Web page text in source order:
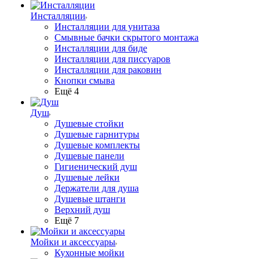
Инсталляции
Инсталляции для унитаза
Смывные бачки скрытого монтажа
Инсталляции для биде
Инсталляции для писсуаров
Инсталляции для раковин
Кнопки смыва
Ещё 4
Душ
Душевые стойки
Душевые гарнитуры
Душевые комплекты
Душевые панели
Гигиенический душ
Душевые лейки
Держатели для душа
Душевые штанги
Верхний душ
Ещё 7
Мойки и аксессуары
Кухонные мойки